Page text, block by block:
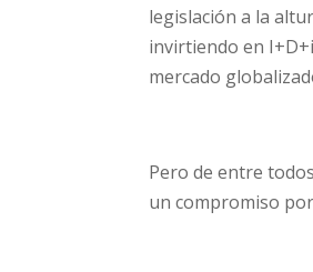
legislación a la
invirtiendo en
mercado
Pero de entre
un compromiso